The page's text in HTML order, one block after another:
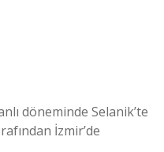
döneminde Selanik’te
İzmir’de